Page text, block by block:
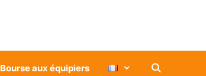
Bourse aux équipiers